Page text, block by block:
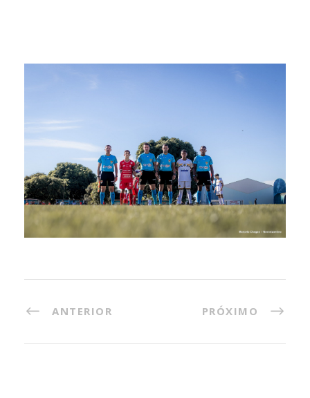
ANTERIOR PRÓXIMO